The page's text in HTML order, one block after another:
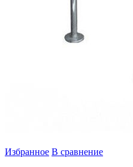
Избранное В сравнение